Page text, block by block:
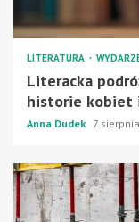
LITERATURA
Literacka
historie kobiet
Anna Dudek 7